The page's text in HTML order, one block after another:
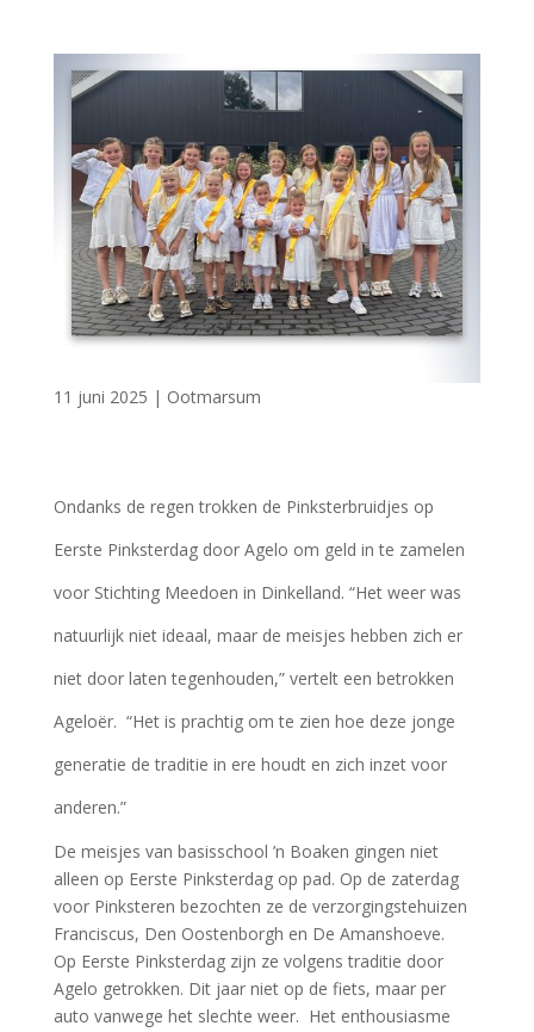
11 juni 2025 | Ootmarsum
Ondanks de regen trokken de Pinksterbruidjes op
Eerste Pinksterdag door Agelo om geld in te zamelen
voor Stichting Meedoen in Dinkelland. “Het weer was
natuurlijk niet ideaal, maar de meisjes hebben zich er
niet door laten tegenhouden,” vertelt een betrokken
Ageloër. “Het is prachtig om te zien hoe deze jonge
generatie de traditie in ere houdt en zich inzet voor
anderen.”
De meisjes van basisschool ’n Boaken gingen niet
alleen op Eerste Pinksterdag op pad. Op de zaterdag
voor Pinksteren bezochten ze de verzorgingstehuizen
Franciscus, Den Oostenborgh en De Amanshoeve.
Op Eerste Pinksterdag zijn ze volgens traditie door
Agelo getrokken. Dit jaar niet op de fiets, maar per
auto vanwege het slechte weer. Het enthousiasme